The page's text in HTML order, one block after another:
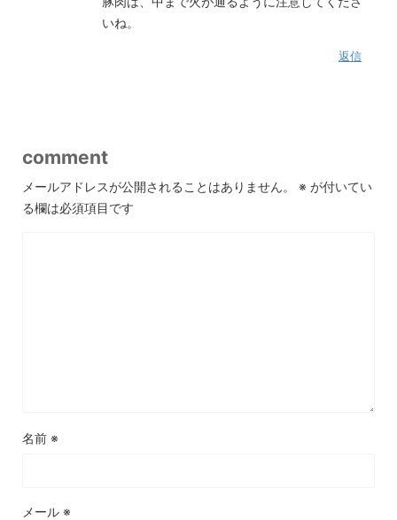
いね。
返信
comment
メールアドレスが公開されることはありません。 ※ が付いてい
る欄は必須項目です
名前 ※
メール ※